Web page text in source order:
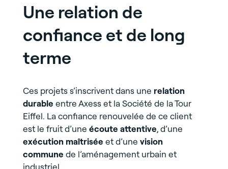
Une relation de
confiance et de long
terme
Ces projets s’inscrivent dans une relation
durable entre Axess et la Société de la Tour
Eiffel. La confiance renouvelée de ce client
est le fruit d’une écoute attentive, d’une
exécution maîtrisée et d’une vision
commune de l’aménagement urbain et
industriel.